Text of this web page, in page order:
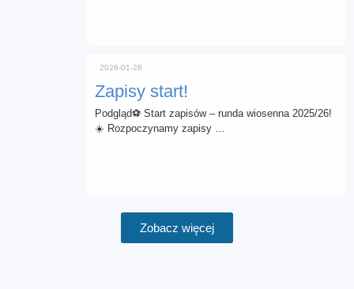
Zapisy start!
⋅ 2026-01-28
Podgląd⚽ Start zapisów – runda wiosenna 2025/26!
☀️ Rozpoczynamy zapisy …
Zobacz więcej